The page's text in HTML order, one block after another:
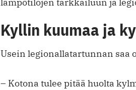
lämpötilojen tarkkailuun ja
Kyllin kuumaa ja
Usein legionallatartunnan saa
– Kotona tulee pitää huolta